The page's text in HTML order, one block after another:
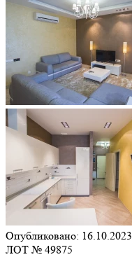
Опубликовано: 16.10.2023
ЛОТ № 49875